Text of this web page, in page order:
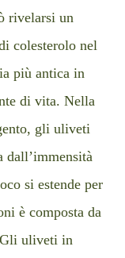
rivelarsi un
colesterolo nel
più antica in
di vita. Nella
gli uliveti
dall’immensità
si estende per
è composta da
uliveti in